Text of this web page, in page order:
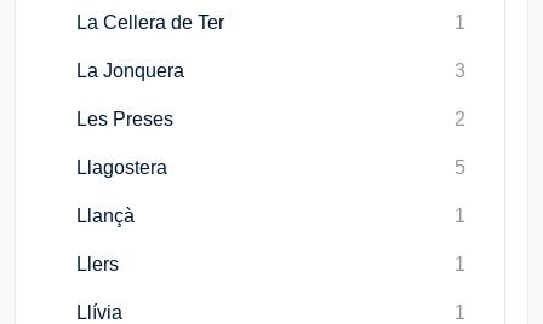
La Cellera de Ter 1
La Jonquera 3
Les Preses 2
Llagostera 5
Llançà 1
Llers 1
Llívia 1